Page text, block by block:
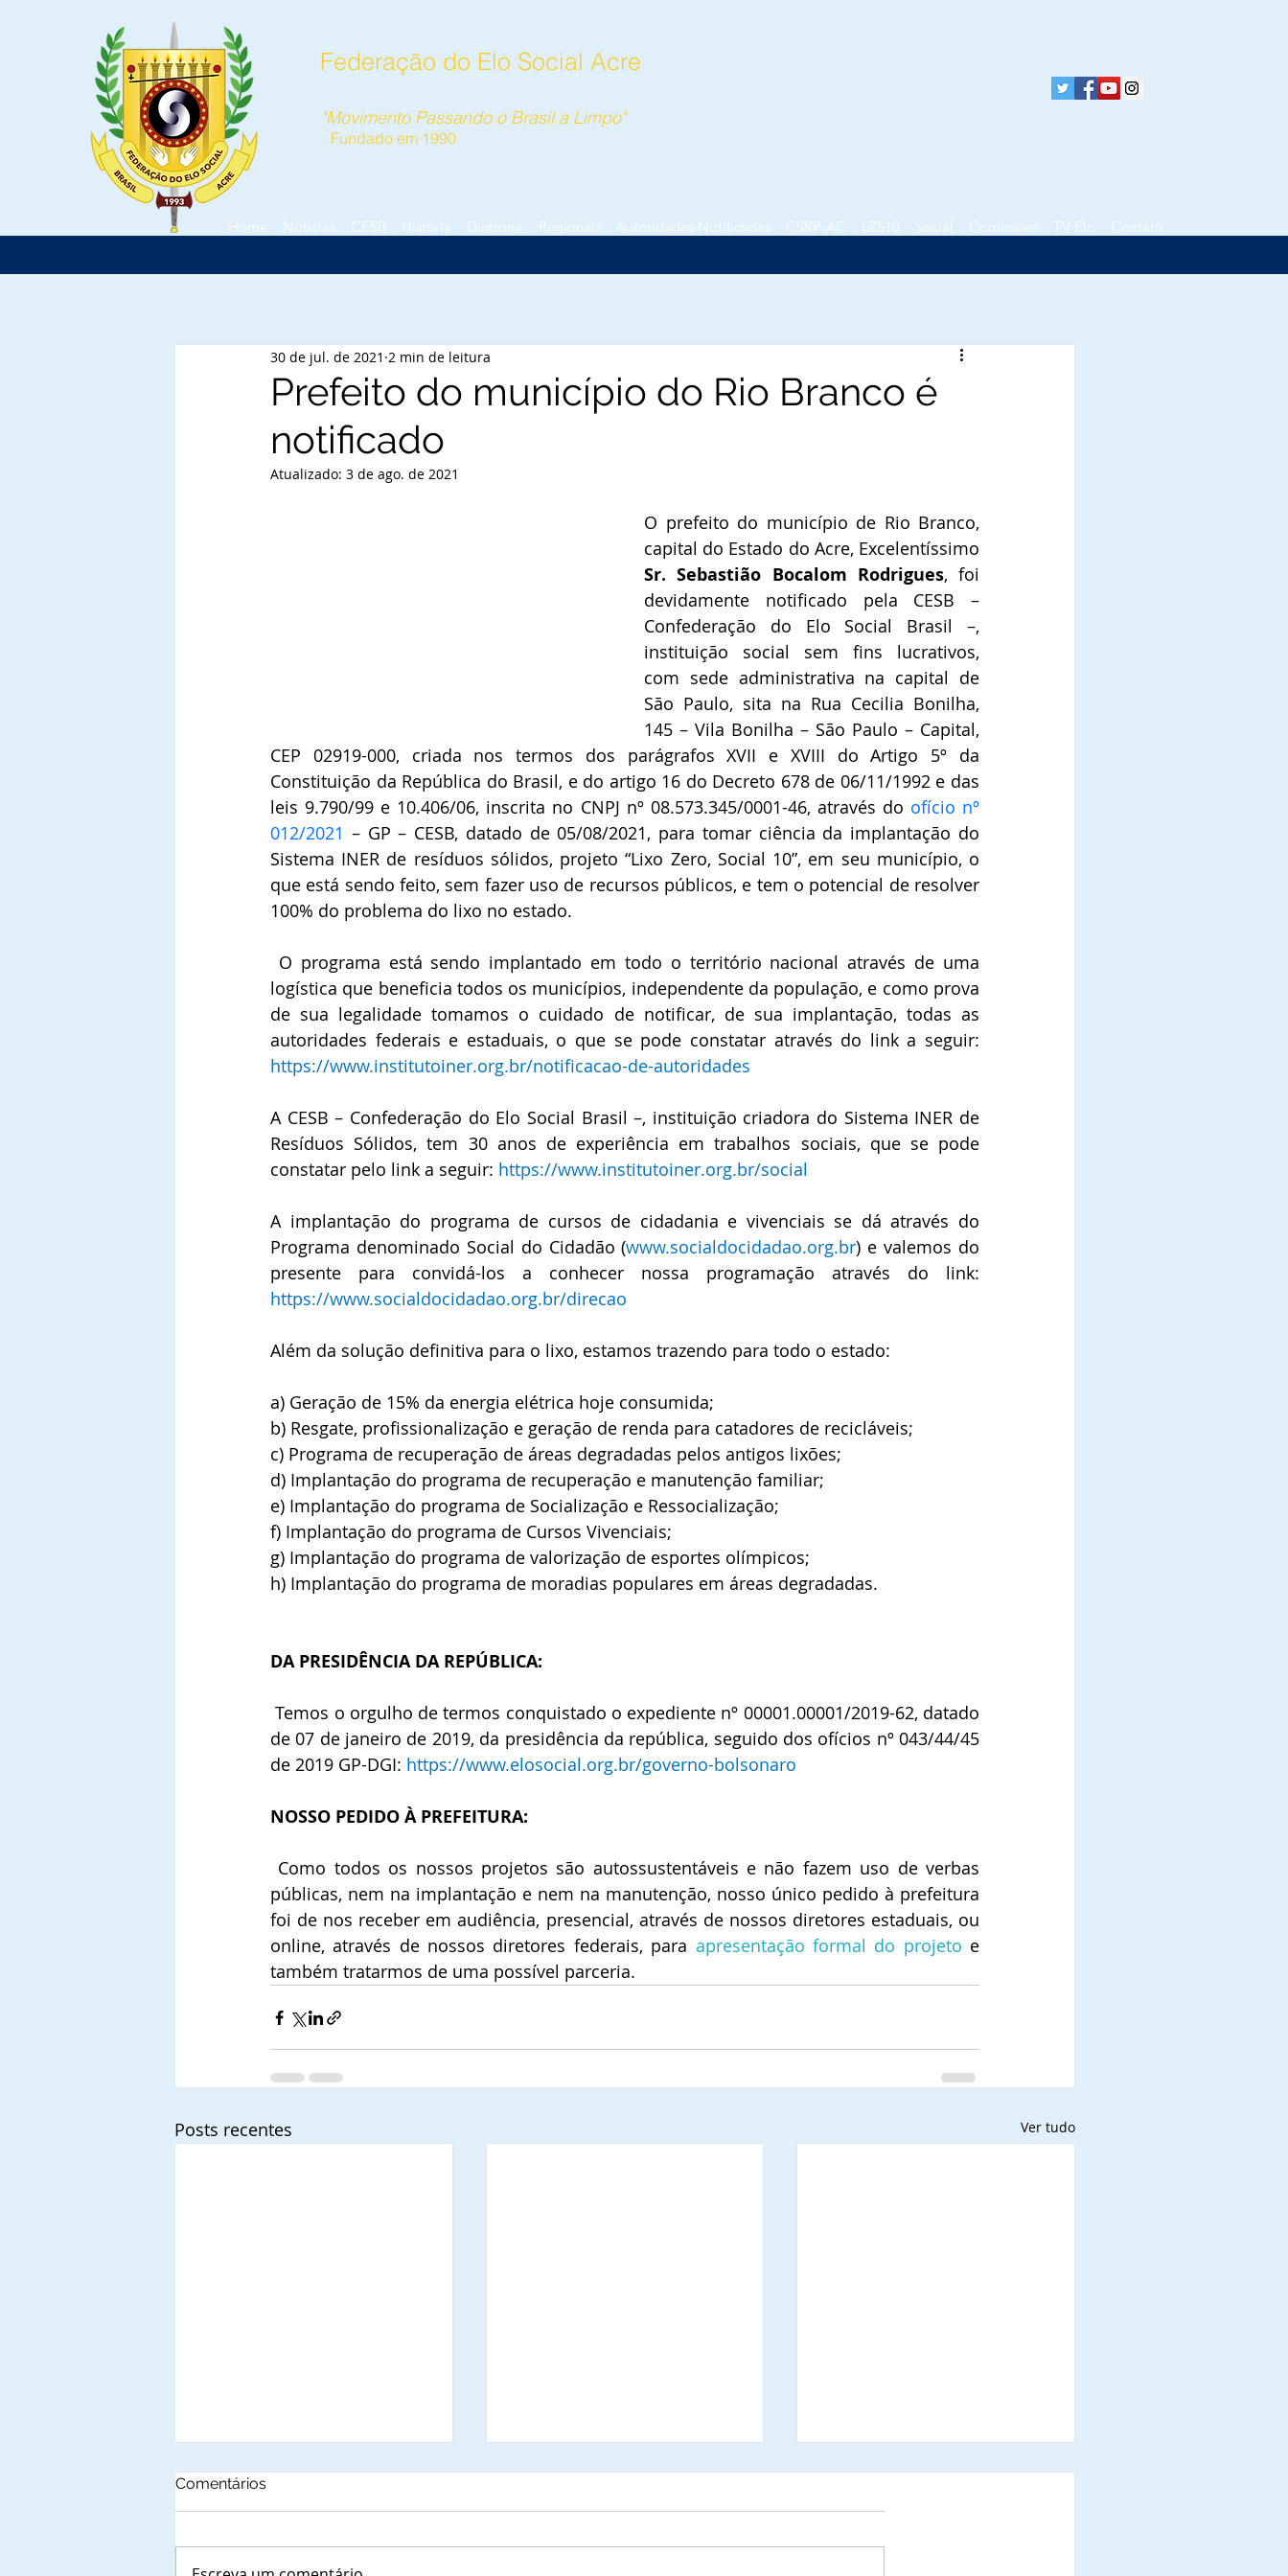
"Movimento Passando o Brasil a Limpo"
Fundado em 1990
Home Notícias CESB História Diretoria Regionais Autoridades Notificadas CSRP-AC LZS10 Social Comissões TV Elo Contato
Federação do Elo Social Acre
Prefeito do município do Rio Branco é
notificado
30 de jul. de 2021 2 min de leitura
Atualizado: 3 de ago. de 2021
O prefeito do município de Rio Branco,
Sr. Sebastião Bocalom Rodrigues, foi
devidamente notificado pela CESB –
Confederação do Elo Social Brasil –,
instituição social sem fins lucrativos,
com sede administrativa na capital de
São Paulo, sita na Rua Cecilia Bonilha,
145 – Vila Bonilha – São Paulo – Capital,
CEP 02919-000, criada nos termos dos parágrafos XVII e XVIII do Artigo 5º da
Constituição da República do Brasil, e do artigo 16 do Decreto 678 de 06/11/1992 e das
leis 9.790/99 e 10.406/06, inscrita no CNPJ nº 08.573.345/0001-46, através do ofício nº
012/2021 – GP – CESB, datado de 05/08/2021, para tomar ciência da implantação do
Sistema INER de resíduos sólidos, projeto “Lixo Zero, Social 10”, em seu município, o
que está sendo feito, sem fazer uso de recursos públicos, e tem o potencial de resolver
100% do problema do lixo no estado.
logística que beneficia todos os municípios, independente da população, e como prova
de sua legalidade tomamos o cuidado de notificar, de sua implantação, todas as
https://www.institutoiner.org.br/notificacao-de-autoridades
A CESB – Confederação do Elo Social Brasil –, instituição criadora do Sistema INER de
Resíduos Sólidos, tem 30 anos de experiência em trabalhos sociais, que se pode
constatar pelo link a seguir: https://www.institutoiner.org.br/social
A implantação do programa de cursos de cidadania e vivenciais se dá através do
Programa denominado Social do Cidadão (www.socialdocidadao.org.br) e valemos do
https://www.socialdocidadao.org.br/direcao
Além da solução definitiva para o lixo, estamos trazendo para todo o estado:
a) Geração de 15% da energia elétrica hoje consumida;
b) Resgate, profissionalização e geração de renda para catadores de recicláveis;
c) Programa de recuperação de áreas degradadas pelos antigos lixões;
d) Implantação do programa de recuperação e manutenção familiar;
e) Implantação do programa de Socialização e Ressocialização;
f) Implantação do programa de Cursos Vivenciais;
g) Implantação do programa de valorização de esportes olímpicos;
h) Implantação do programa de moradias populares em áreas degradadas.
DA PRESIDÊNCIA DA REPÚBLICA:
Temos o orgulho de termos conquistado o expediente nº 00001.00001/2019-62, datado
de 07 de janeiro de 2019, da presidência da república, seguido dos ofícios nº 043/44/45
de 2019 GP-DGI: https://www.elosocial.org.br/governo-bolsonaro
NOSSO PEDIDO À PREFEITURA:
públicas, nem na implantação e nem na manutenção, nosso único pedido à prefeitura
foi de nos receber em audiência, presencial, através de nossos diretores estaduais, ou
online, através de nossos diretores federais, para apresentação formal do projeto e
também tratarmos de uma possível parceria.
Posts recentes Ver tudo
Comentários